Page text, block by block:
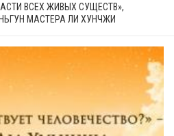
ВСЕХ ЖИВЫХ СУЩЕСТВ»,
МАСТЕРА ЛИ ХУНЧЖИ